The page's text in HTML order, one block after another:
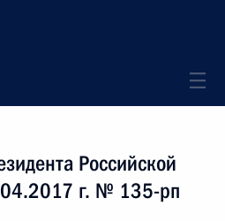
Российской
г. № 135-рп